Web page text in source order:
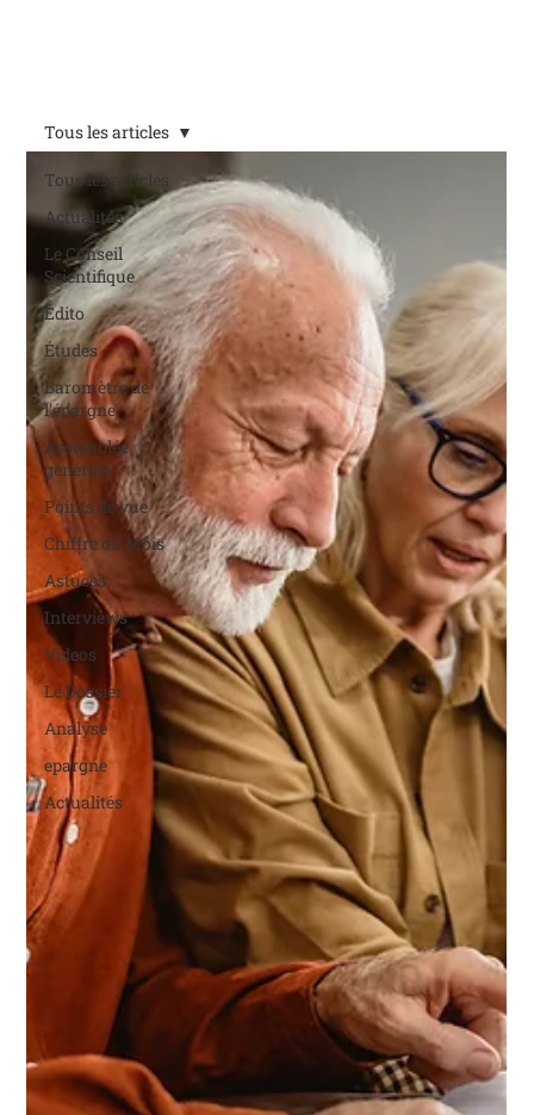
Tous les articles
Actualités
Le Conseil
Scientifique
Édito
Études
Baromètre de
l'épargne
Assemblée
générale
Points de vue
Chiffre du Mois
Astuces
Interviews
Videos
Le Dossier
Analyse
epargne
Actualités
Tous les articles